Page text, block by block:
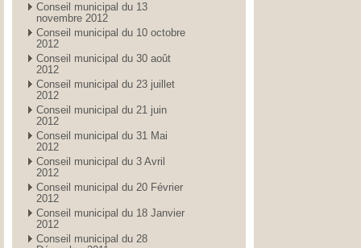
Conseil municipal du 13
novembre 2012
Conseil municipal du 10 octobre
2012
Conseil municipal du 30 août
2012
Conseil municipal du 23 juillet
2012
Conseil municipal du 21 juin
2012
Conseil municipal du 31 Mai
2012
Conseil municipal du 3 Avril
2012
Conseil municipal du 20 Février
2012
Conseil municipal du 18 Janvier
2012
Conseil municipal du 28